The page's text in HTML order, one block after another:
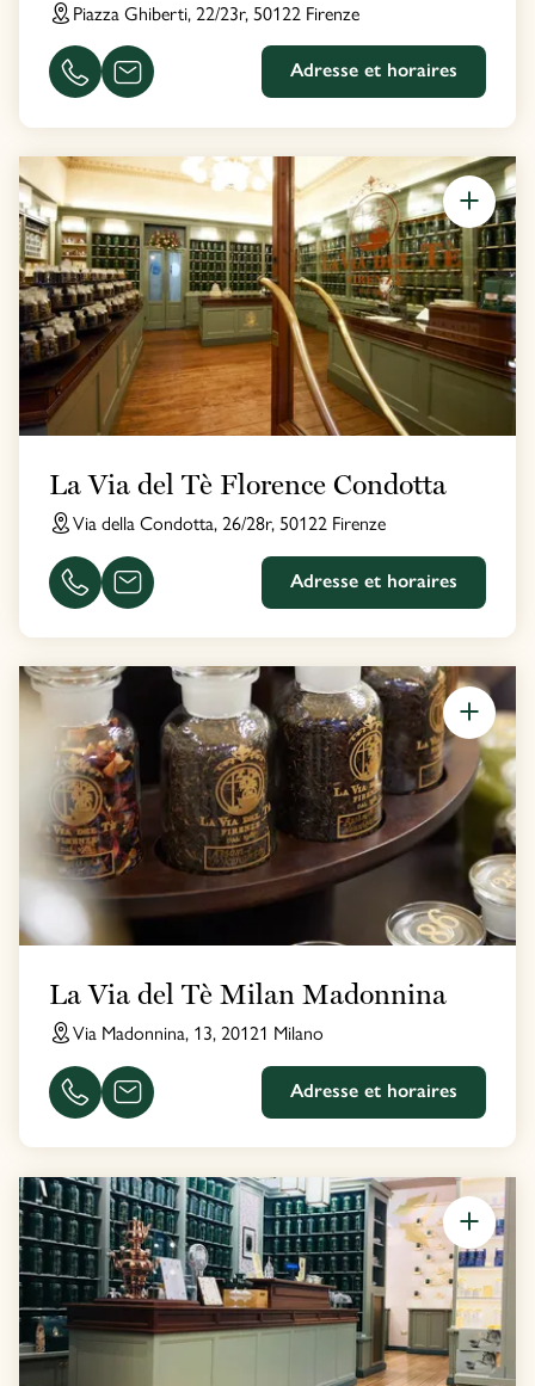
Piazza Ghiberti, 22/23r, 50122 Firenze
Adresse et horaires
La Via del Tè Florence Condotta
Via della Condotta, 26/28r, 50122 Firenze
Adresse et horaires
La Via del Tè Milan Madonnina
Via Madonnina, 13, 20121 Milano
Adresse et horaires